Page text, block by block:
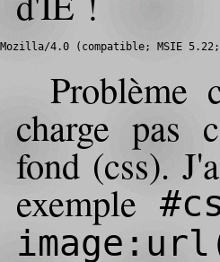
Mozilla/4.0 (compatible; MSIE 5.22;
Problème
charge pas
fond (css).
exemple